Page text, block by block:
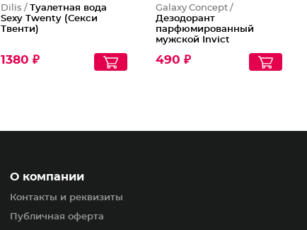
Dilis / Туалетная вода
Sexy Twenty (Секси
Твенти)
1380 ₽
Galaxy Concept /
Дезодорант
парфюмированный
мужской Invict
490 ₽
О компании
Контакты и реквизиты
Публичная оферта